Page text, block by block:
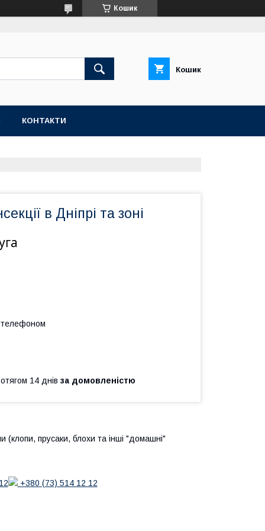
Кошик
Кошик
КОНТАКТИ
в Дніпрі та зоні
телефоном
14 днів за домовленістю
(клопи, прусаки, блохи та інші "домашні"
+380 (73) 514 12 12